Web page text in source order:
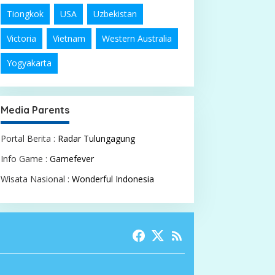
Tiongkok USA Uzbekistan
Victoria Vietnam Western Australia
Yogyakarta
Media Parents
Portal Berita : Radar Tulungagung
Info Game : Gamefever
Wisata Nasional : Wonderful Indonesia